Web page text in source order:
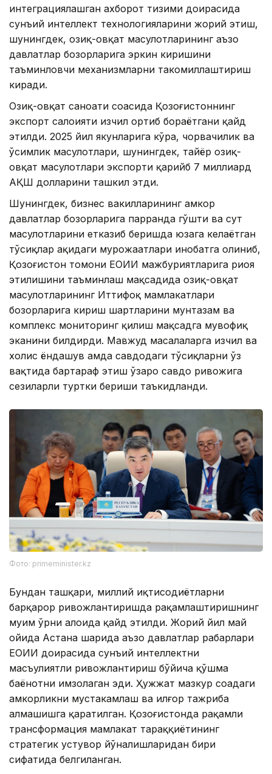
интеграциялашган ахборот тизими доирасида
сунъий интеллект технологияларини жорий этиш,
шунингдек, озиқ-овқат маҳсулотларининг аъзо
давлатлар бозорларига эркин киришини
таъминловчи механизмларни такомиллаштириш
киради.
Озиқ-овқат саноати соҳасида Қозоғистоннинг
экспорт салоҳияти изчил ортиб бораётгани қайд
этилди. 2025 йил якунларига кўра, чорвачилик ва
ўсимлик маҳсулотлари, шунингдек, тайёр озиқ-
овқат маҳсулотлари экспорти қарийб 7 миллиард
АҚШ долларини ташкил этди.
Шунингдек, бизнес вакилларининг ҳамкор
давлатлар бозорларига парранда гўшти ва сут
маҳсулотларини етказиб беришда юзага келаётган
тўсиқлар ҳақидаги мурожаатлари инобатга олиниб,
Қозоғистон томони ЕОИИ мажбуриятларига риоя
этилишини таъминлаш мақсадида озиқ-овқат
маҳсулотларининг Иттифоқ мамлакатлари
бозорларига кириш шартларини мунтазам ва
комплекс мониторинг қилиш мақсадга мувофиқ
эканини билдирди. Мавжуд масалаларга изчил ва
холис ёндашув ҳамда савдодаги тўсиқларни ўз
вақтида бартараф этиш ўзаро савдо ривожига
сезиларли туртки бериши таъкидланди.
Фото: primeminister.kz
Бундан ташқари, миллий иқтисодиётларни
барқарор ривожлантиришда рақамлаштиришнинг
муҳим ўрни алоҳида қайд этилди. Жорий йил май
ойида Астана шаҳрида аъзо давлатлар раҳбарлари
ЕОИИ доирасида сунъий интеллектни
масъулиятли ривожлантириш бўйича қўшма
баёнотни имзолаган эди. Ҳужжат мазкур соҳадаги
ҳамкорликни мустаҳкамлаш ва илғор тажриба
алмашишга қаратилган. Қозоғистонда рақамли
трансформация мамлакат тараққиётининг
стратегик устувор йўналишларидан бири
сифатида белгиланган.